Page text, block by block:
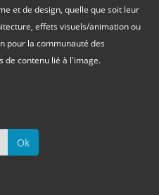
et de design, quelle que soit leur
effets visuels/animation ou
pour la communauté des
de contenu lié à l'image.
Ok